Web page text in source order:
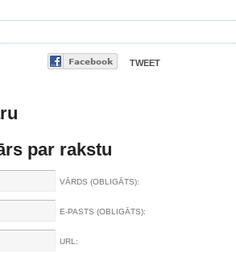
TWEET
par rakstu
VĀRDS (OBLIGĀTS):
E-PASTS (OBLIGĀTS):
URL: